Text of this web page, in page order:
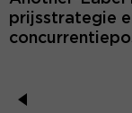
prijsstrategie